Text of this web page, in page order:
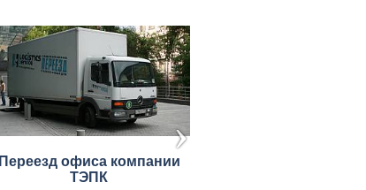
Переезд офиса компании
ТЭПК